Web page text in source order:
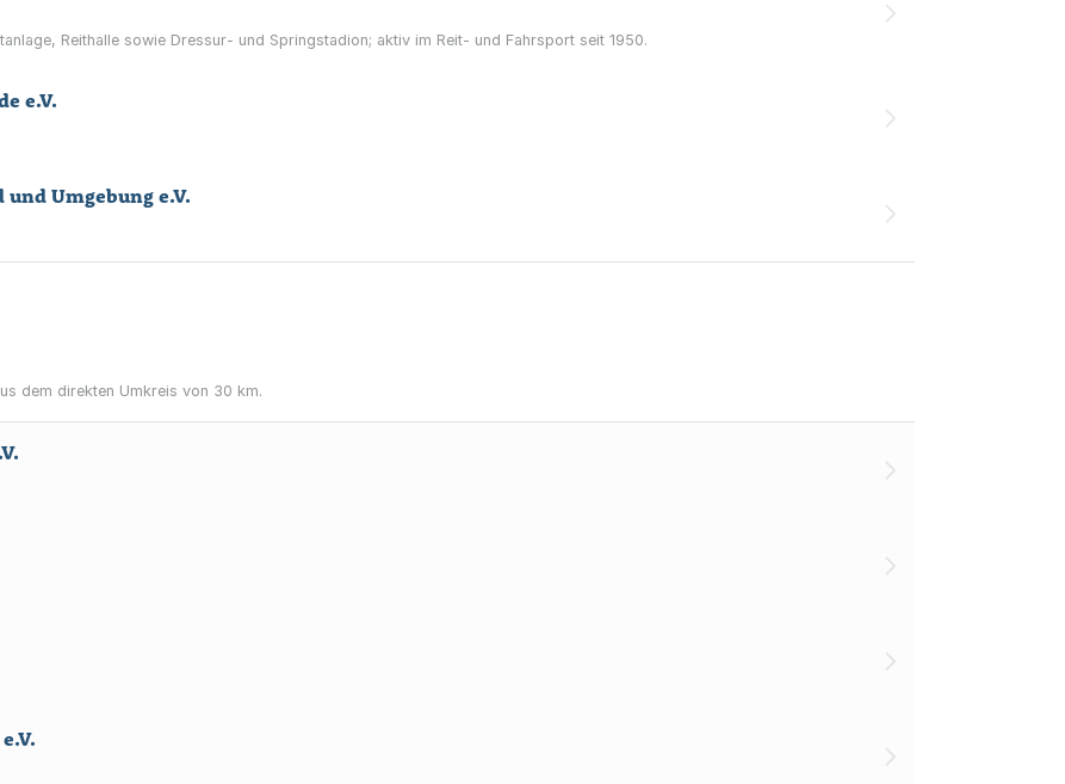
Reithalle sowie Dressur- und Springstadion; aktiv im Reit- und Fahrsport seit 1950.
e.V.
Umgebung e.V.
dem direkten Umkreis von 30 km.